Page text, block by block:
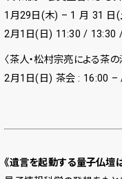
1月29日(木) – 1 月 31
2月1日(日) 11:30 / 13:30
〈茶人・松村宗亮による茶の
2月1日(日) 茶会 : 16:00
《遺言を起動する量子仏壇